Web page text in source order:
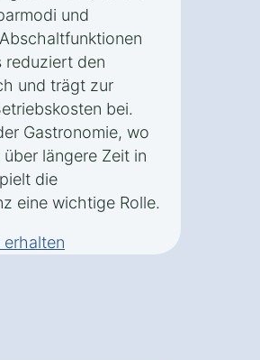
und
reduziert den
und trägt zur
bei.
Gastronomie, wo
längere Zeit in
die
eine wichtige Rolle.